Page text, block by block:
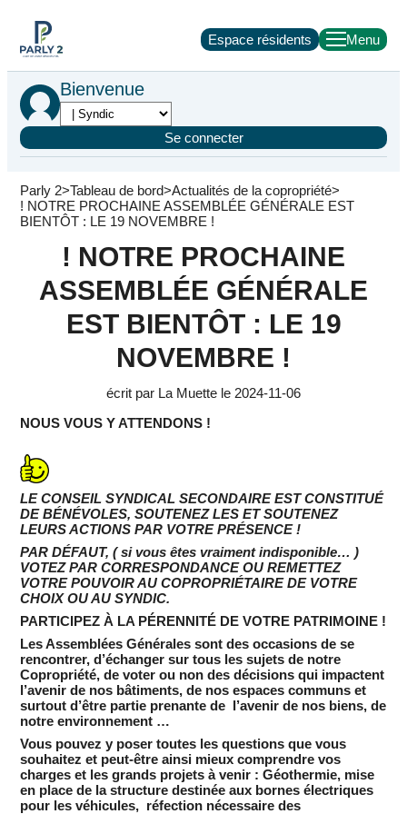
Espace résidents
Bienvenue
Se connecter
Parly 2 Tableau de bord Actualités de la copropriété
! NOTRE PROCHAINE ASSEMBLÉE GÉNÉRALE EST
BIENTÔT : LE 19 NOVEMBRE !
! NOTRE PROCHAINE
ASSEMBLÉE GÉNÉRALE
EST BIENTÔT : LE 19
NOVEMBRE !
écrit par La Muette le 2024-11-06
NOUS VOUS Y ATTENDONS !
LE CONSEIL SYNDICAL SECONDAIRE EST CONSTITUÉ
DE BÉNÉVOLES, SOUTENEZ LES ET SOUTENEZ
LEURS ACTIONS PAR VOTRE PRÉSENCE !
PAR DÉFAUT, ( si vous êtes vraiment indisponible… )
VOTEZ PAR CORRESPONDANCE OU REMETTEZ
VOTRE POUVOIR AU COPROPRIÉTAIRE DE VOTRE
CHOIX OU AU SYNDIC.
PARTICIPEZ À LA PÉRENNITÉ DE VOTRE PATRIMOINE !
Les Assemblées Générales sont des occasions de se
rencontrer, d’échanger sur tous les sujets de notre
Copropriété, de voter ou non des décisions qui impactent
l’avenir de nos bâtiments, de nos espaces communs et
surtout d’être partie prenante de l’avenir de nos biens, de
notre environnement …
Vous pouvez y poser toutes les questions que vous
souhaitez et peut-être ainsi mieux comprendre vos
charges et les grands projets à venir : Géothermie, mise
en place de la structure destinée aux bornes électriques
pour les véhicules, réfection nécessaire des